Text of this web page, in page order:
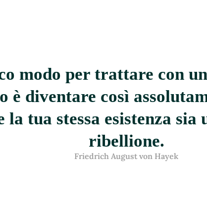
Friedrich August von Hayek
modo per trattare con
è diventare così
la tua stessa esistenza sia
ribellione.